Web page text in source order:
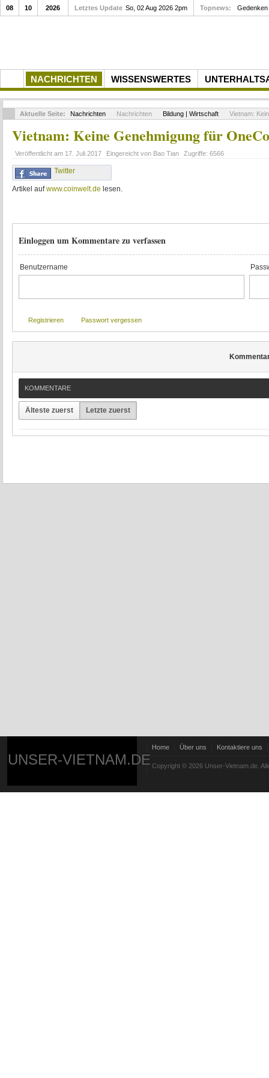
NACHRICHTEN WISSENSWERTES
08 10 2026 Letztes Update So, 02 Aug 2026 2pm Topnews: Gedenken
Aktuelle Seite: Nachrichten Nachrichten Bildung | Wirtschaft Vietnam:
Vietnam: Keine Genehmigung für
Veröffentlicht am 17. Juli 2017 Eingereicht von Bao Tian Zugriffe: 6566
Twitter
Artikel aufwww.coinwelt.de lesen.
Einloggen um Kommentare zu verfassen
Benutzername
Registrieren Passwort vergessen
KOMMENTARE
Älteste zuerst Letzte zuerst
UNSER-VIETNAM.DE
Home Über uns Kontaktiere uns
Copyright © 2026 Unser-Vietnam.de.